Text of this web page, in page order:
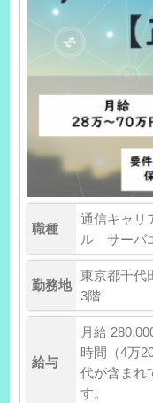
職種
通信キャリ
ル サーバ
勤務地
東京都千代
3階
給与
月給
時間（4万
代が含まれ
す。